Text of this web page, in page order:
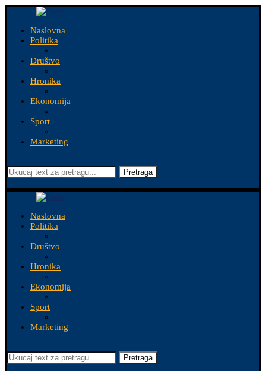
Naslovna
Politika
Društvo
Hronika
Ekonomija
Sport
Marketing
Pretraga
Naslovna
Politika
Društvo
Hronika
Ekonomija
Sport
Marketing
Pretraga